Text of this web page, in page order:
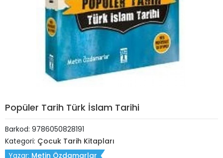
Popüler Tarih Türk İslam Tarihi
Barkod: 9786050828191
Kategori: Çocuk Tarih Kitapları
Yazar: Metin Özdamarlar